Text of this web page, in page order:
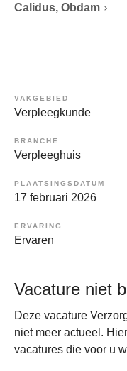
Calidus, Obdam
VAKGEBIED
Verpleegkunde
BRANCHE
Verpleeghuis
PLAATSINGSDATUM
17 februari 2026
ERVARING
Ervaren
Vacature niet
Deze vacature
niet meer actueel.
vacatures die voor u